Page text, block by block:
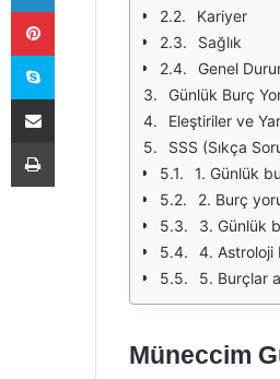
Kariyer
Sağlık
Genel
Günlük Burç
Eleştiriler ve
SSS (Sıkça
1. Günlük
2. Burç
3. Günlük
4. Astroloji
5. Burçlar
Müneccim
Pinterest
Skype
E-Posta ile paylaş